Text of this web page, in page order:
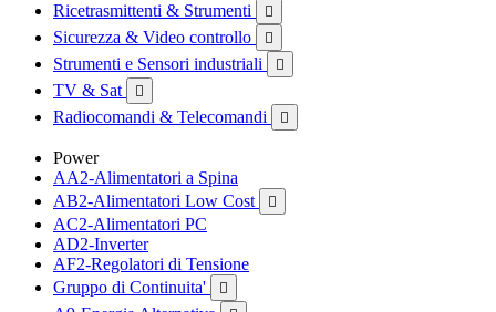
Ricetrasmittenti & Strumenti 
Sicurezza & Video controllo 
Strumenti e Sensori industriali 
TV & Sat 
Radiocomandi & Telecomandi 
Power
AA2-Alimentatori a Spina
AB2-Alimentatori Low Cost

AC2-Alimentatori PC
AD2-Inverter
AF2-Regolatori di Tensione
Gruppo di Continuita'
